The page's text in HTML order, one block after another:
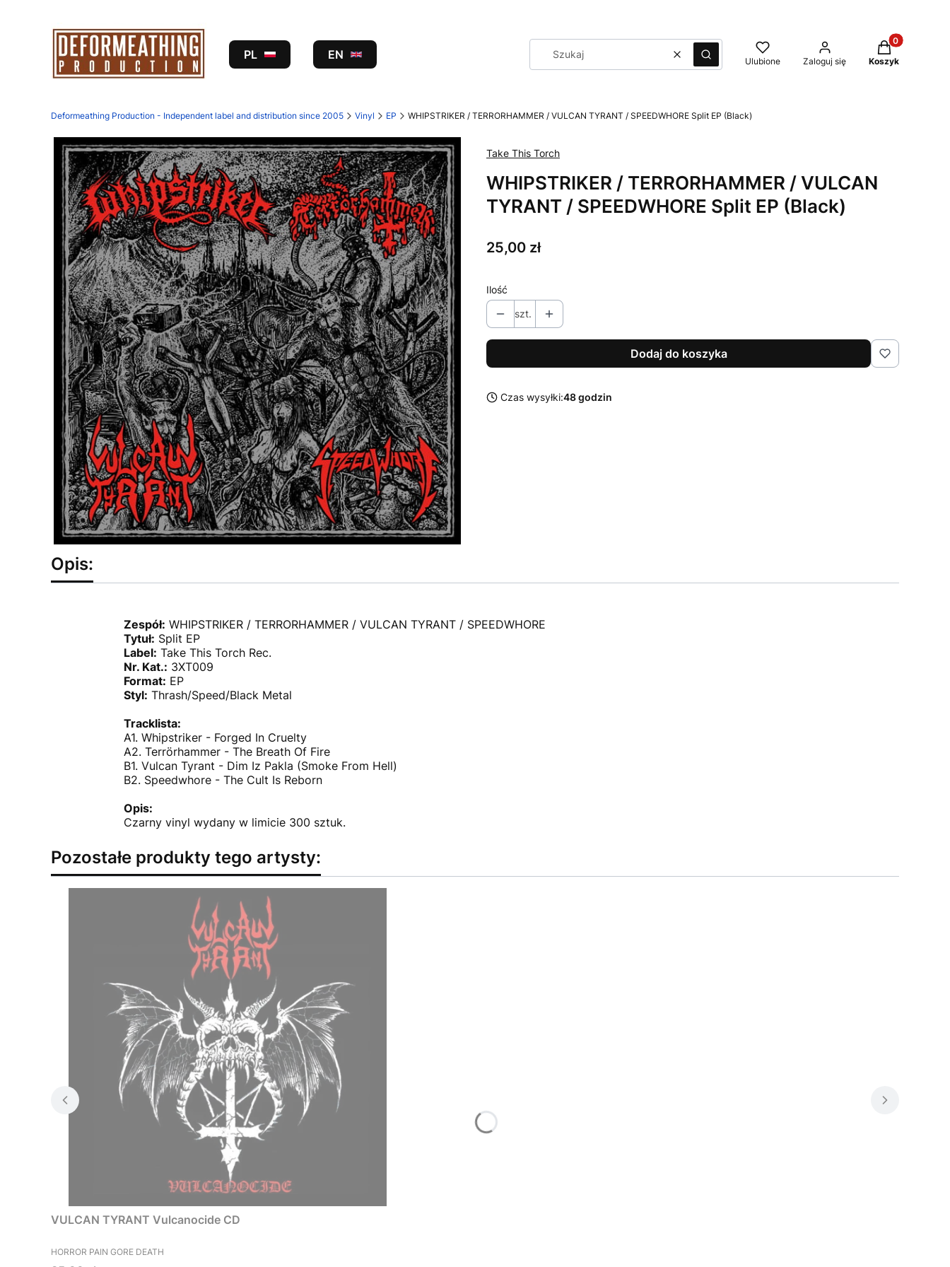
PL EN WyczyśćSzukaj Ulubione Zaloguj się
Produkty w
Koszyk
Deformeathing Production - Independent label and distribution since 2005 Vinyl EP WHIPSTRIKER / TERRORHAMMER / VULCAN TYRANT / SPEEDWHORE Split EP (Black)
Take This Torch
WHIPSTRIKER / TERRORHAMMER / VULCAN
TYRANT / SPEEDWHORE Split EP (Black)
Cena
25,00 zł
Ilość
szt.
Dodaj do koszyka
Czas wysyłki:48 godzin
Opis:
Zespół: WHIPSTRIKER / TERRORHAMMER / VULCAN TYRANT / SPEEDWHORE
Tytuł: Split EP
Label: Take This Torch Rec.
Nr. Kat.: 3XT009
Format: EP
Styl: Thrash/Speed/Black Metal
Tracklista:
A1. Whipstriker - Forged In Cruelty
A2. Terrörhammer - The Breath Of Fire
B1. Vulcan Tyrant - Dim Iz Pakla (Smoke From Hell)
B2. Speedwhore - The Cult Is Reborn
Opis:
Czarny vinyl wydany w limicie 300 sztuk.
Pozostałe produkty tego artysty:
VULCAN TYRANT Vulcanocide CD
PRODUCENT
HORROR PAIN GORE DEATH